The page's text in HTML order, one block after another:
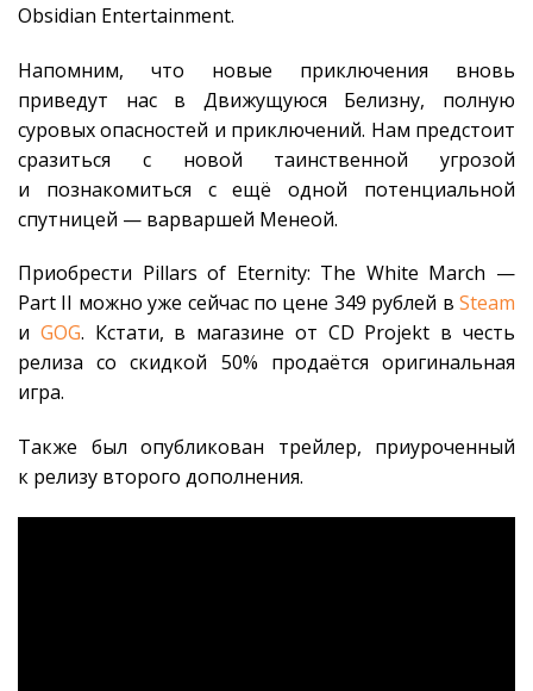
Obsidian Entertainment.
Напомним, что новые приключения вновь
приведут нас в Движущуюся Белизну, полную
суровых опасностей и приключений. Нам предстоит
сразиться с новой таинственной угрозой
и познакомиться с ещё одной потенциальной
спутницей — варваршей Менеой.
Приобрести Pillars of Eternity: The White March —
Part II можно уже сейчас по цене 349 рублей в Steam
и GOG. Кстати, в магазине от CD Projekt в честь
релиза со скидкой 50% продаётся оригинальная
игра.
Также был опубликован трейлер, приуроченный
к релизу второго дополнения.